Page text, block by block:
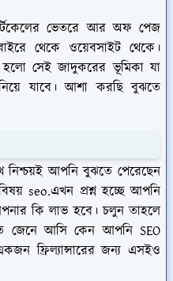
ভেতরে আর অফ পেজ
থেকে ওয়েবসাইট থেকে।
সেই জাদুকরের ভূমিকা যা
যাবে। আশা করছি বুঝতে
নিশ্চয়ই আপনি বুঝতে পেরেছেন
seo.এখন প্রশ্ন হচ্ছে আপনি
কি লাভ হবে। চলুন তাহলে
জেনে আসি কেন আপনি SEO
ফ্রিল্যান্সারের জন্য এসইও